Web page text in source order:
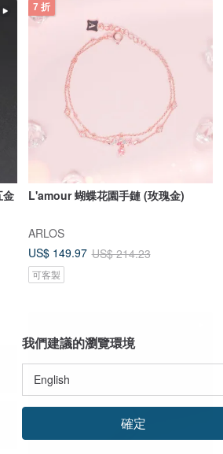
金
7 折
L'amour 蝴蝶花園手鏈 (玫瑰金)
ARLOS
US$ 149.97 US$ 214.23
可客製
我們建議的瀏覽環境
確定